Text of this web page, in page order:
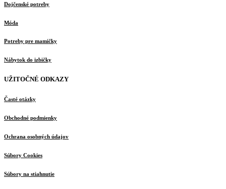
Dojčenské potreby
Móda
Potreby pre mamičky
Nábytok do izbičky
UŽITOČNÉ ODKAZY
Časté otázky
Obchodné podmienky
Ochrana osobných údajov
Súbory Cookies
Súbory na stiahnutie